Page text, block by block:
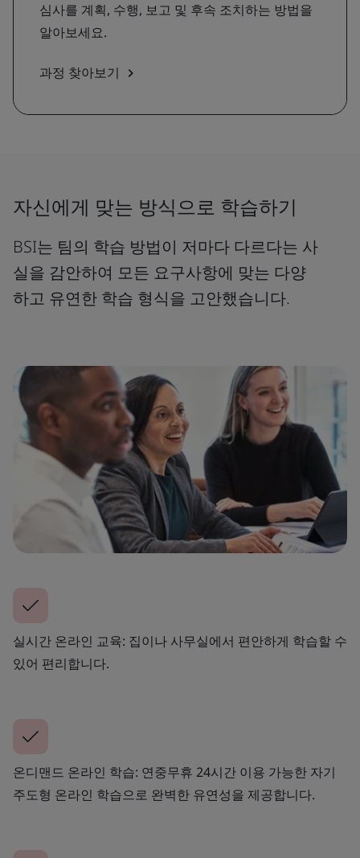
심사를 계획, 수행, 보고 및 후속 조치하는 방법을
알아보세요.
과정 찾아보기
자신에게 맞는 방식으로 학습하기
BSI는 팀의 학습 방법이 저마다 다르다는 사
실을 감안하여 모든 요구사항에 맞는 다양
하고 유연한 학습 형식을 고안했습니다.
실시간 온라인 교육: 집이나 사무실에서 편안하게 학습할 수
있어 편리합니다.
온디맨드 온라인 학습: 연중무휴 24시간 이용 가능한 자기
주도형 온라인 학습으로 완벽한 유연성을 제공합니다.